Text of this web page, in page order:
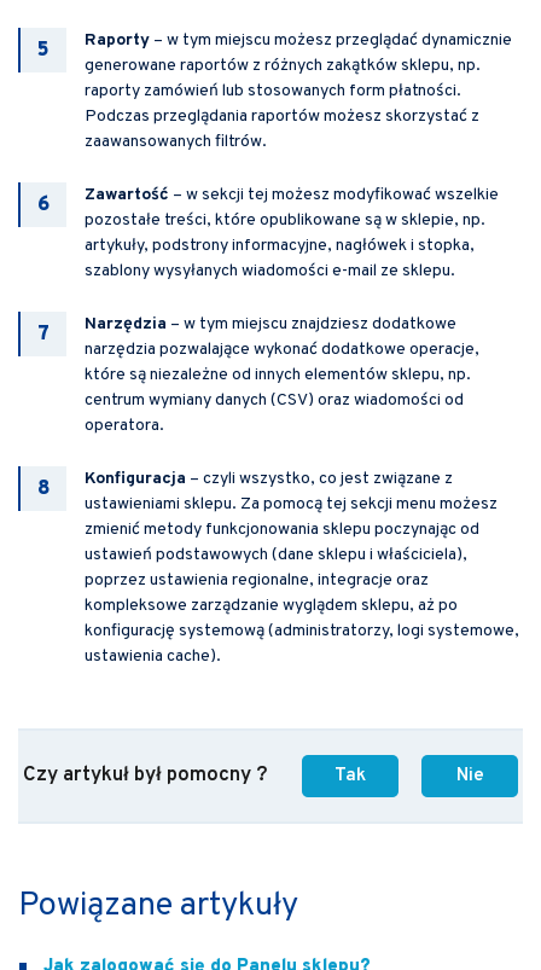
Raporty – w tym miejscu możesz przeglądać dynamicznie
generowane raportów z różnych zakątków sklepu, np.
raporty zamówień lub stosowanych form płatności.
Podczas przeglądania raportów możesz skorzystać z
zaawansowanych filtrów.
Zawartość – w sekcji tej możesz modyfikować wszelkie
pozostałe treści, które opublikowane są w sklepie, np.
artykuły, podstrony informacyjne, nagłówek i stopka,
szablony wysyłanych wiadomości e-mail ze sklepu.
Narzędzia – w tym miejscu znajdziesz dodatkowe
narzędzia pozwalające wykonać dodatkowe operacje,
które są niezależne od innych elementów sklepu, np.
centrum wymiany danych (CSV) oraz wiadomości od
operatora.
Konfiguracja – czyli wszystko, co jest związane z
ustawieniami sklepu. Za pomocą tej sekcji menu możesz
zmienić metody funkcjonowania sklepu poczynając od
ustawień podstawowych (dane sklepu i właściciela),
poprzez ustawienia regionalne, integracje oraz
kompleksowe zarządzanie wyglądem sklepu, aż po
konfigurację systemową (administratorzy, logi systemowe,
ustawienia cache).
Czy artykuł był pomocny ? Tak Nie
Powiązane artykuły